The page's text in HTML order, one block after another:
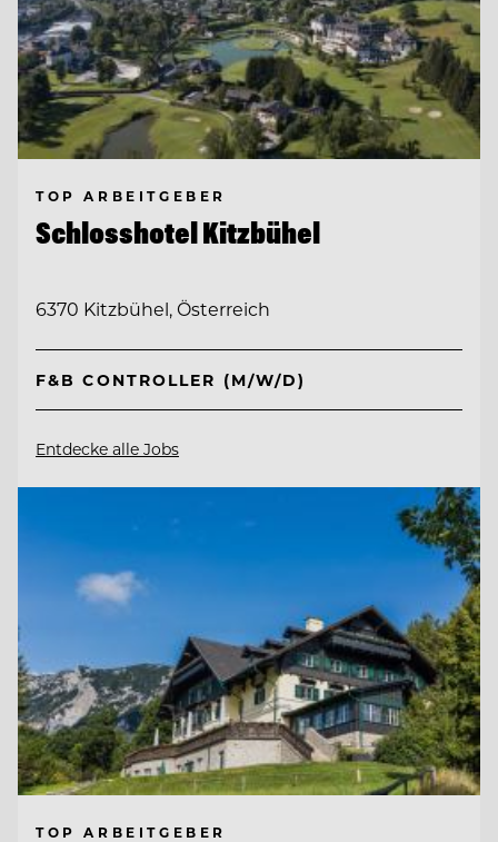
TOP ARBEITGEBER
Schlosshotel Kitzbühel
6370 Kitzbühel, Österreich
F&B CONTROLLER (M/W/D)
Entdecke alle Jobs
TOP ARBEITGEBER